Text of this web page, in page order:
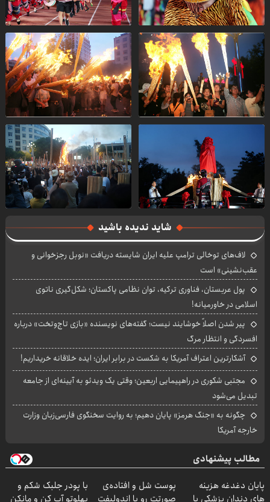
شاید ندیده باشید
لاف‌های توخالی ترامپ علیه ایران شایسته دریافت «نوبل رجزخوانی و
عقب‌نشینی» است
پول عربستان، فناوری ترکیه، توان نظامی پاکستان؛ شکل‌گیری ناتوی
اسلامی در خاورمیانه!
پیر شدن اصلاً خوشایند نیست؛ گفته‌های نویسنده «بازی تاج‌وتخت» درباره
افسردگی و انتظار مرگ
آشکارترین اعتراف آمریکا به شکست در برابر ایران؛ ایده خلاقانه خریداریم!
مجتبی شکوری در راهپیمایی اربعین؛ وقتی یک ویدئو به آیینه‌ای از جامعه
تبدیل می‌شود
چگونه به «جنگ هرمز» پایان دهیم؛ به روایت سخنگوی فارسی‌زبان وزارت
خارجه آمریکا
مطالب پیشنهادی
پایان دغدغه هزینه
های دندان پزشکی با
پوست شل و افتاده‌ی
صورتت رو با اندولیفت
با پودر جلبک شکم و
پهلوتو آب کن و مانکن